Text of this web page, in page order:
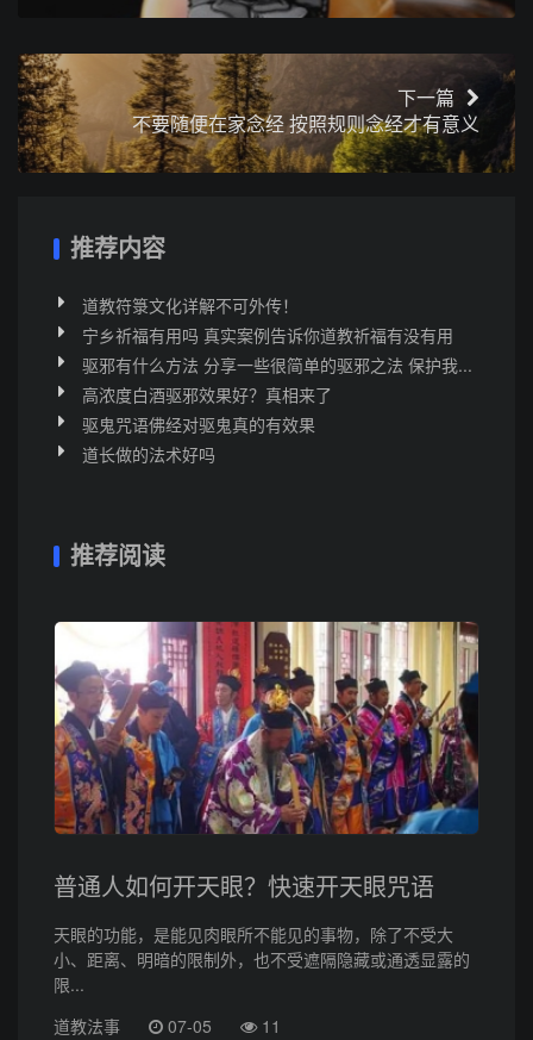
下一篇
不要随便在家念经 按照规则念经才有意义
推荐内容
道教符箓文化详解不可外传！
宁乡祈福有用吗 真实案例告诉你道教祈福有没有用
驱邪有什么方法 分享一些很简单的驱邪之法 保护我...
高浓度白酒驱邪效果好？真相来了
驱鬼咒语佛经对驱鬼真的有效果
道长做的法术好吗
推荐阅读
普通人如何开天眼？快速开天眼咒语
天眼的功能，是能见肉眼所不能见的事物，除了不受大
小、距离、明暗的限制外，也不受遮隔隐藏或通透显露的
限...
道教法事
07-05 11